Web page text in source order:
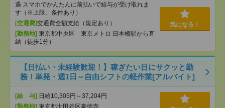
遇 スマホでかんたんに前払いで給与が受け取れま
す（※上限、条件あり）
[交通費]交通費全額支給（規定あり）
[勤務地] 東京都中央区 東京メトロ 日本橋駅から直
結（徒歩1分）
気になる！
【日払い・未経験歓迎！】稼ぎたい日にサクッと勤
務！単発・週1日～自由シフトの軽作業[アルバイト]
[給 与] 日給10,305円～37,204円
[勤務地] 東京都世田谷区豪徳寺